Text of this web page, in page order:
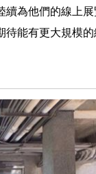
為他們的線上
能有更大規模